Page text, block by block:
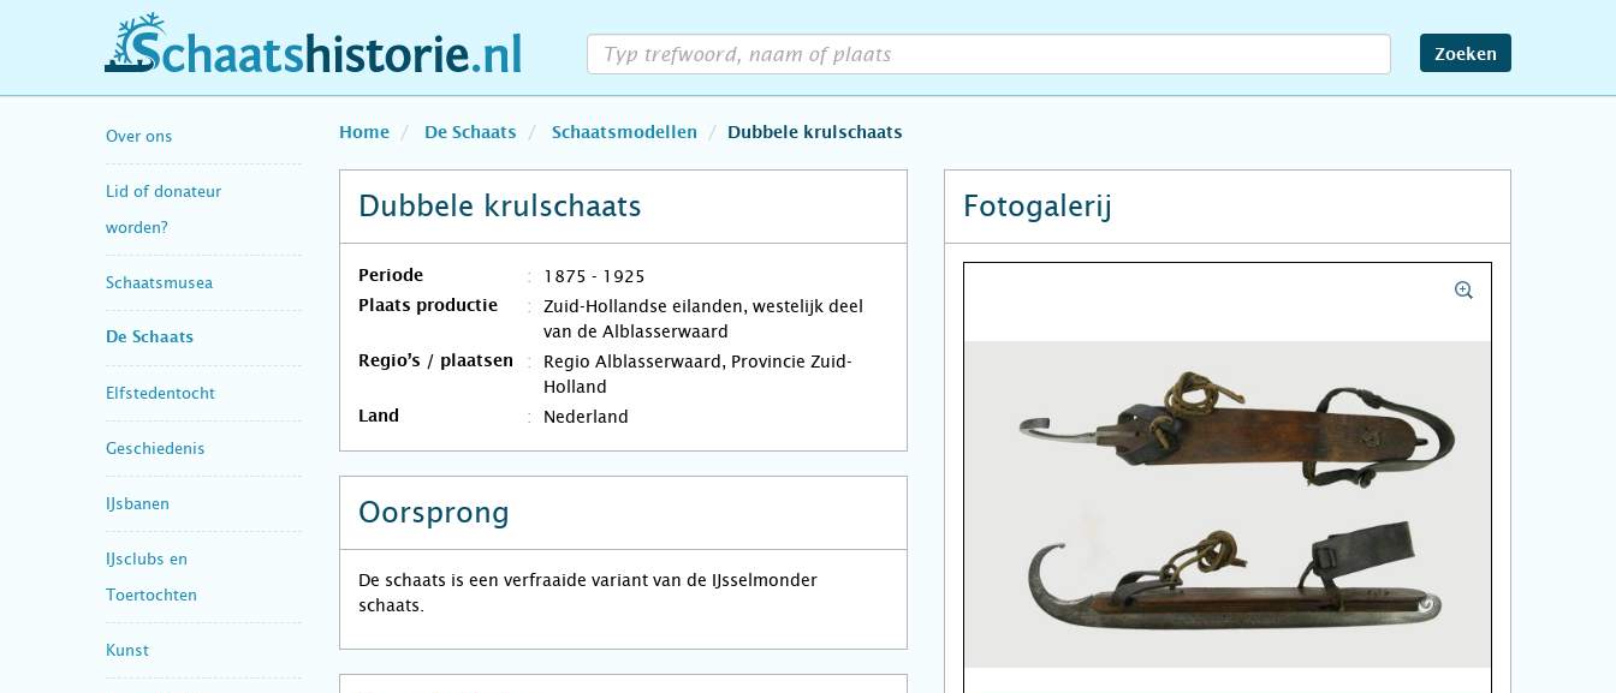
schaatshistorie.nl Zoeken
Over ons
Lid of donateur
worden?
Schaatsmusea
De Schaats
Elfstedentocht
Geschiedenis
IJsbanen
IJsclubs en
Toertochten
Kunst
Home De Schaats Schaatsmodellen Dubbele krulschaats
Dubbele krulschaats
Periode 1875 - 1925
Plaats productie
Zuid-Hollandse eilanden, westelijk deel
van de Alblasserwaard
Regio’s / plaatsen
Regio Alblasserwaard, Provincie Zuid-
Holland
Land Nederland
Oorsprong
De schaats is een verfraaide variant van de IJsselmonder
schaats.
Fotogalerij